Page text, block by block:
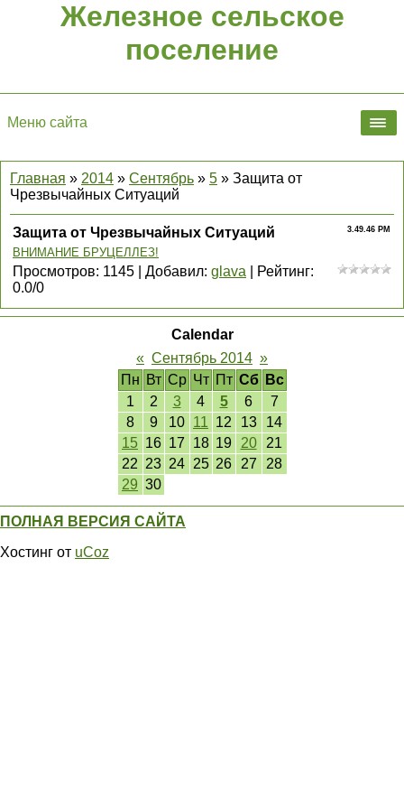
Железное сельское
поселение
Меню сайта
Главная » 2014 » Сентябрь » 5 » Защита от
Чрезвычайных Ситуаций
3.49.46 PM
Защита от Чрезвычайных Ситуаций
ВНИМАНИЕ БРУЦЕЛЛЕЗ!
Просмотров: 1145 Добавил: glava Рейтинг:
0.0/0
Calendar
« Сентябрь 2014 »
Пн Вт Ср Чт Пт Сб
Вс
1
2 3 4 5 6
7
8
9 10 11 12 13
14
15 16 17 18 19 20
21
22 23 24 25 26 27
28
29 30
ПОЛНАЯ ВЕРСИЯ САЙТА
Хостинг от uCoz